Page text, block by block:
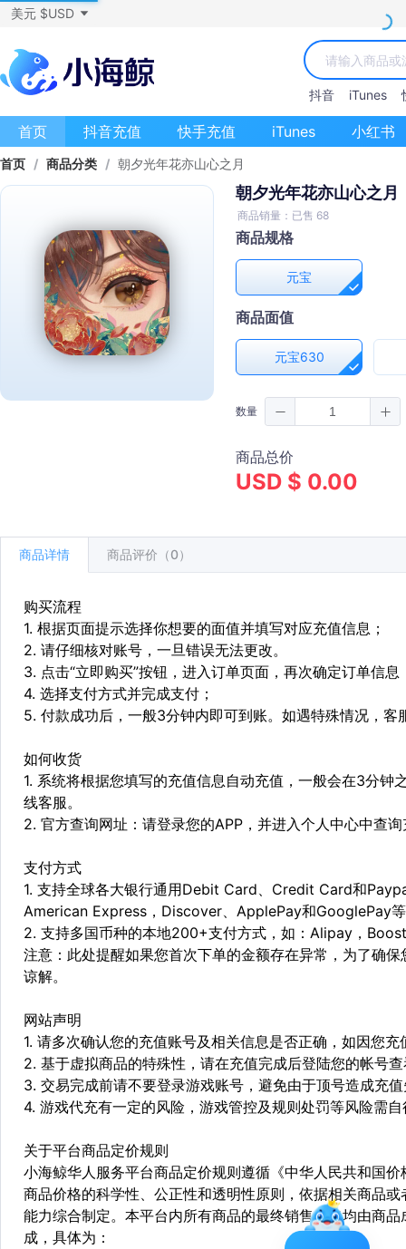
美元 $USD
抖音 iTunes
首页 抖音充值 快手充值 iTunes 小红书
首页 / 商品分类 / 朝夕光年花亦山心之月
朝夕光年花亦山心之月
商品销量：已售 68
商品规格
元宝
商品面值
元宝630
数量
商品总价
USD $ 0.00
商品详情 商品评价（0）
购买流程
1. 根据页面提示选择你想要的面值并填写对应充值信息；
2. 请仔细核对账号，一旦错误无法更改。
3. 点击“立即购买”按钮，进入订单页面，再次确定订单信息
4. 选择支付方式并完成支付；
5. 付款成功后，一般3分钟内即可到账。如遇特殊情况，
如何收货
1. 系统将根据您填写的充值信息自动充值，一般会在3分
线客服。
2. 官方查询网址：请登录您的APP，并进入个人中心中查
支付方式
1. 支持全球各大银行通用Debit Card、Credit Card和
American Express，Discover、ApplePay和GooglePay
2. 支持多国币种的本地200+支付方式，如：Alipay，
注意：此处提醒如果您首次下单的金额存在异常，为了确
谅解。
网站声明
1. 请多次确认您的充值账号及相关信息是否正确，如因您
2. 基于虚拟商品的特殊性，请在充值完成后登陆您的帐号
3. 交易完成前请不要登录游戏账号，避免由于顶号造成充
4. 游戏代充有一定的风险，游戏管控及规则处罚等风险需
关于平台商品定价规则
小海鲸华人服务平台商品定价规则遵循《中华人民共和国
商品价格的科学性、公正性和透明性原则，依据相关商品
能力综合制定。本平台内所有商品的最终销售价格均由商
成，具体为：